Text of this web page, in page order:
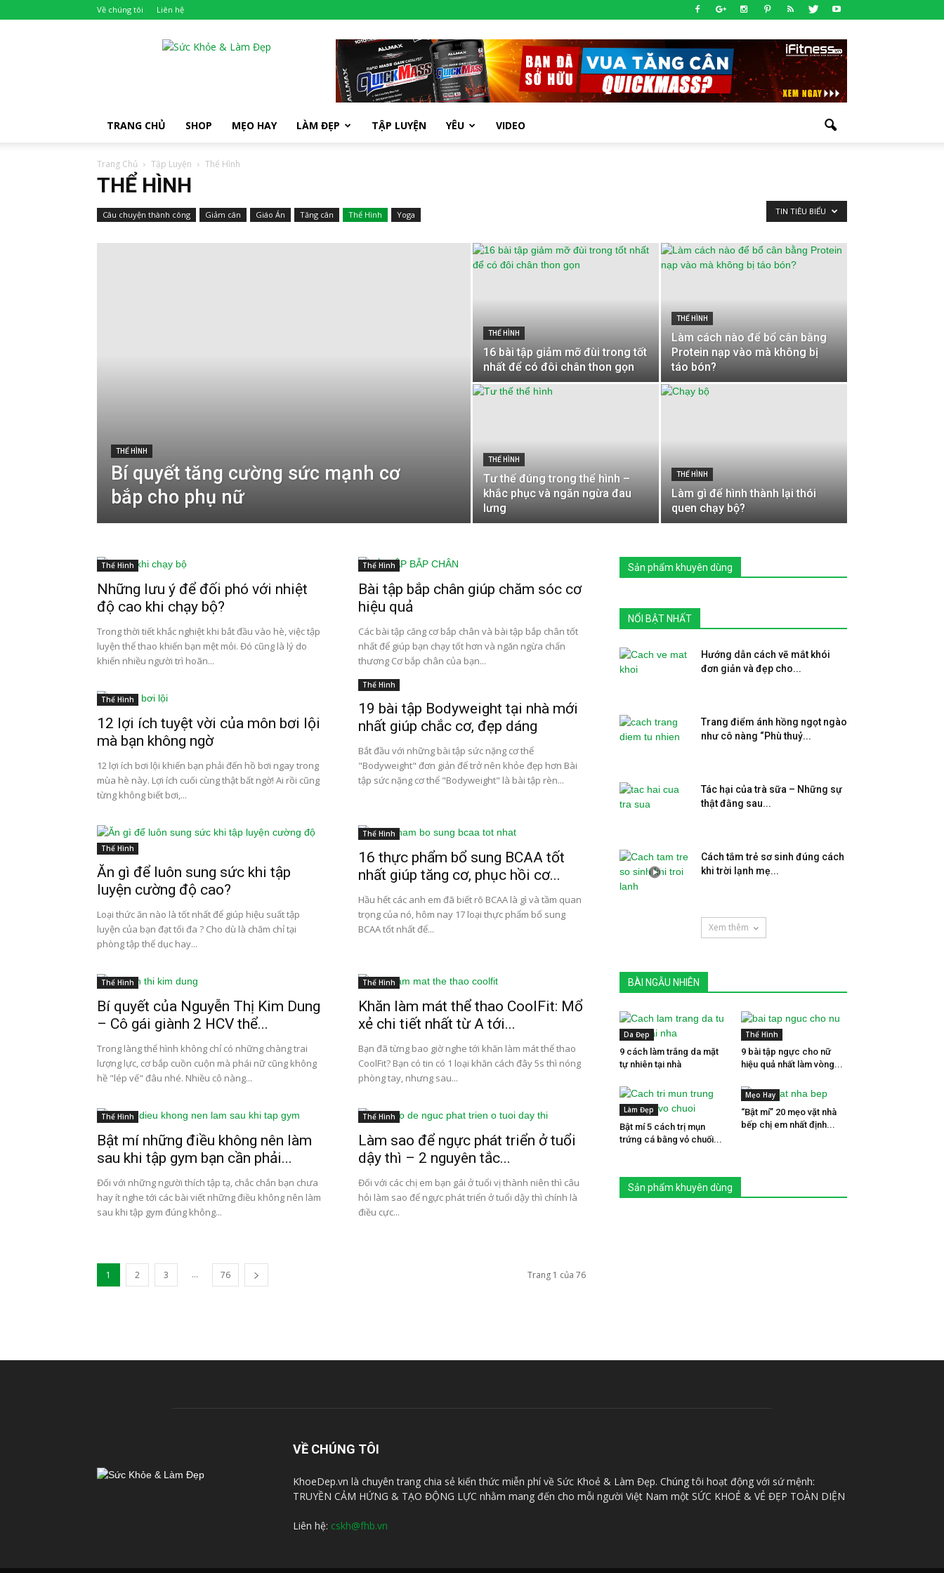
Về chúng tôi Liên hệ
TRANG CHỦ SHOP MẸO HAY LÀM ĐẸP TẬP LUYỆN YÊU VIDEO
Trang Chủ Tập Luyện Thể Hình
THỂ HÌNH
Câu chuyện thành công Giảm cân Giáo Án Tăng cân Thể Hình Yoga TIN TIÊU BIỂU
THỂ HÌNH
Bí quyết tăng cường sức mạnh cơ
bắp cho phụ nữ
THỂ HÌNH
16 bài tập giảm mỡ đùi trong tốt
nhất để có đôi chân thon gọn
THỂ HÌNH
Làm cách nào để bổ cân bằng
Protein nạp vào mà không bị
táo bón?
THỂ HÌNH
Tư thế đúng trong thể hình –
khắc phục và ngăn ngừa đau
lưng
THỂ HÌNH
Làm gì để hình thành lại thói
quen chạy bộ?
Thể Hình
Những lưu ý để đối phó với nhiệt
độ cao khi chạy bộ?
Trong thời tiết khắc nghiệt khi bắt đầu vào hè, việc tập
luyện thể thao khiến bạn mệt mỏi. Đó cũng là lý do
khiến nhiều người trì hoãn...
Thể Hình
Bài tập bắp chân giúp chăm sóc cơ
hiệu quả
Các bài tập căng cơ bắp chân và bài tập bắp chân tốt
nhất để giúp bạn chạy tốt hơn và ngăn ngừa chấn
thương Cơ bắp chân của bạn...
Thể Hình
12 lợi ích tuyệt vời của môn bơi lội
mà bạn không ngờ
12 lợi ích bơi lội khiến bạn phải đến hồ bơi ngay trong
mùa hè này. Lợi ích cuối cùng thật bất ngờ! Ai rồi cũng
từng không biết bơi,...
Thể Hình
19 bài tập Bodyweight tại nhà mới
nhất giúp chắc cơ, đẹp dáng
Bắt đầu với những bài tập sức nặng cơ thể
"Bodyweight" đơn giản để trở nên khỏe đẹp hơn Bài
tập sức nặng cơ thể "Bodyweight" là bài tập rèn...
Thể Hình
Ăn gì để luôn sung sức khi tập
luyện cường độ cao?
Loại thức ăn nào là tốt nhất để giúp hiệu suất tập
luyện của bạn đạt tối đa ? Cho dù là chăm chỉ tại
phòng tập thể dục hay...
Thể Hình
16 thực phẩm bổ sung BCAA tốt
nhất giúp tăng cơ, phục hồi cơ...
Hầu hết các anh em đã biết rõ BCAA là gì và tầm quan
trọng của nó, hôm nay 17 loại thực phẩm bổ sung
BCAA tốt nhất để...
Thể Hình
Bí quyết của Nguyễn Thị Kim Dung
– Cô gái giành 2 HCV thể...
Trong làng thể hình không chỉ có những chàng trai
lượng lực, cơ bắp cuồn cuộn mà phái nữ cũng không
hề "lép vế" đâu nhé. Nhiều cô nàng...
Thể Hình
Khăn làm mát thể thao CoolFit: Mổ
xẻ chi tiết nhất từ A tới...
Bạn đã từng bao giờ nghe tới khăn làm mát thể thao
CoolFit? Bạn có tin có 1 loại khăn cách đây 5s thì nóng
phòng tay, nhưng sau...
Thể Hình
Bật mí những điều không nên làm
sau khi tập gym bạn cần phải...
Đối với những người thích tập tạ, chắc chắn bạn chưa
hay ít nghe tới các bài viết những điều không nên làm
sau khi tập gym đúng không...
Thể Hình
Làm sao để ngực phát triển ở tuổi
dậy thì – 2 nguyên tắc...
Đối với các chị em bạn gái ở tuổi vị thành niên thì câu
hỏi làm sao để ngực phát triển ở tuổi dậy thì chính là
điều cực...
1 2 3 ... 76 Trang 1 của 76
Sản phẩm khuyên dùng
NỔI BẬT NHẤT
Hướng dẫn cách vẽ mắt khói
đơn giản và đẹp cho...
Trang điểm ánh hồng ngọt ngào
như cô nàng “Phù thuỷ...
Tác hại của trà sữa – Những sự
thật đằng sau...
Cách tắm trẻ sơ sinh đúng cách
khi trời lạnh mẹ...
Xem thêm
BÀI NGẪU NHIÊN
Da Đẹp
9 cách làm trắng da mặt
tự nhiên tại nhà
Thể Hình
9 bài tập ngực cho nữ
hiệu quả nhất làm vòng...
Làm Đẹp
Bật mí 5 cách trị mụn
trứng cá bằng vỏ chuối...
Mẹo Hay
“Bật mí” 20 mẹo vặt nhà
bếp chị em nhất định...
Sản phẩm khuyên dùng
VỀ CHÚNG TÔI
KhoeDep.vn là chuyên trang chia sẻ kiến thức miễn phí về Sức Khoẻ & Làm Đẹp. Chúng tôi hoạt động với sứ mệnh:
TRUYỀN CẢM HỨNG & TẠO ĐỘNG LỰC nhằm mang đến cho mỗi người Việt Nam một SỨC KHOẺ & VẺ ĐẸP TOÀN DIỆN
Liên hệ: cskh@fhb.vn